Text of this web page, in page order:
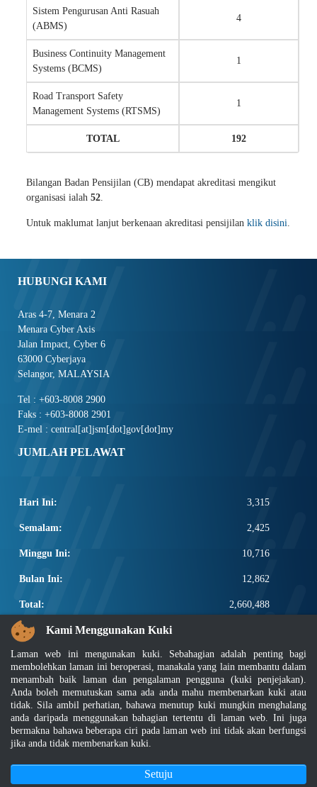
Sistem Pengurusan Anti Rasuah
(ABMS)
4
Business Continuity Management
Systems (BCMS)
1
Road Transport Safety
Management Systems (RTSMS)
1
TOTAL 192
Bilangan Badan Pensijilan (CB) mendapat akreditasi mengikut
organisasi ialah 52
Untuk maklumat lanjut berkenaan akreditasi pensijilan klik disini
HUBUNGI KAMI
Aras 4-7, Menara 2
Menara Cyber Axis
Jalan Impact, Cyber 6
63000 Cyberjaya
Selangor, MALAYSIA
Tel : +603-8008 2900
Faks : +603-8008 2901
E-mel : central[at]jsm[dot]gov[dot]my
JUMLAH PELAWAT
Hari Ini: 3,315
Semalam: 2,425
Minggu Ini: 10,716
Bulan Ini: 12,862
Total: 2,660,488
PAUTAN POPULAR
Elektroteknikal, ICT dan Pembinaan
Other Notification Search
Regular Notification Search
Notification Subscription
Pengurusan Perniagaan dan Keselamatan Pekerjaan
Peta Laman|MyGOV
Kami Menggunakan Kuki
Laman web ini mengunakan kuki. Sebahagian adalah penting bagi
membolehkan laman ini beroperasi, manakala yang lain membantu dalam
menambah baik laman dan pengalaman pengguna (kuki penjejakan).
Anda boleh memutuskan sama ada anda mahu membenarkan kuki atau
tidak. Sila ambil perhatian, bahawa menutup kuki mungkin menghalang
anda daripada menggunakan bahagian tertentu di laman web. Ini juga
bermakna bahawa beberapa ciri pada laman web ini tidak akan berfungsi
jika anda tidak membenarkan kuki.
Setuju